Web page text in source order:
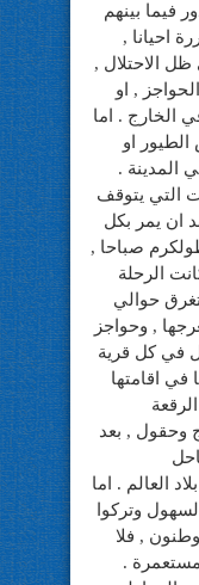
فيما بينهم
احيانا ,
ظل الاحتلال ,
, او
الخارج . اما
او
المدينة .
التي يتوقف
ان يمر بكل
صباحا ,
الرحلة
حوالي 25كم تستغرق حوالي
, وحواجز
في كل قرية
في اقامتها
وحقول , بعد
العالم . اما
وتركوا
, فلا
مستعمرة .